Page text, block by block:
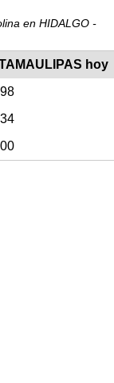
en HIDALGO -
hoy